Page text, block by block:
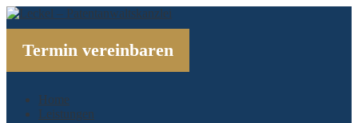
Termin vereinbaren
Home
Leistungen